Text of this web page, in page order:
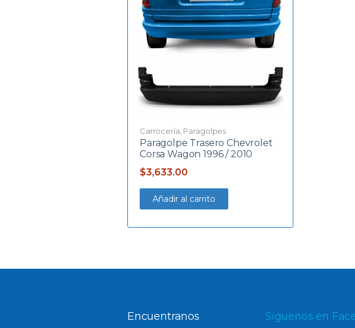
Carrocería,Paragolpes
Paragolpe Trasero Chevrolet
Corsa Wagon 1996 / 2010
$3,633.00
Añadir al carrito
Encuentranos Siguenos en